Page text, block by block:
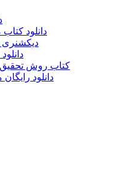
دانلود
دیکشنری
دانلود
کتاب روش تحقیق
دانلود رایگان